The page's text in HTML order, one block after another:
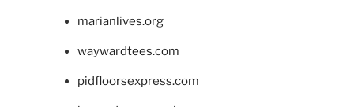
marianlives.org
waywardtees.com
pidfloorsexpress.com